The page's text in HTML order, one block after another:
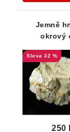
Jemně
okrový
32 %
250